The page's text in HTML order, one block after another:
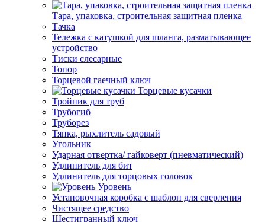
Тара, упаковка, строительная защитная пленка
Тачка
Тележка с катушкой для шланга, разматывающее
устройство
Тиски слесарные
Топор
Торцевой гаечный ключ
Торцевые кусачки
Тройник для труб
Трубогиб
Труборез
Тяпка, рыхлитель садовый
Угольник
Ударная отвертка/ гайковерт (пневматический)
Удлинитель для бит
Удлинитель для торцовых головок
Уровень
Установочная коробка с шаблон для сверления
Чистящее средство
Шестигранный ключ